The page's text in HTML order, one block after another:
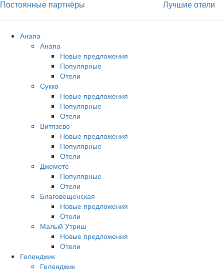
Постоянные партнёры
Лучшие отели
Анапа
Анапа
Новые предложения
Популярные
Отели
Сукко
Новые предложения
Популярные
Отели
Витязево
Новые предложения
Популярные
Отели
Джемете
Популярные
Отели
Благовещенская
Новые предложения
Отели
Малый Утриш
Новые предложения
Отели
Геленджик
Геленджик